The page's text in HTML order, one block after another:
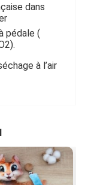
dans
pédale (
à l’air